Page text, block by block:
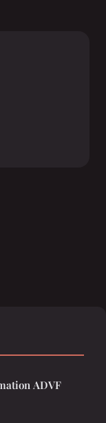
ADVF